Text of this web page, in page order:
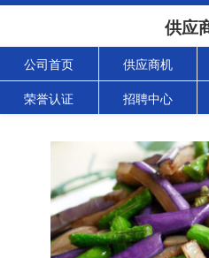
供应
公司首页 供应商机
荣誉认证 招聘中心